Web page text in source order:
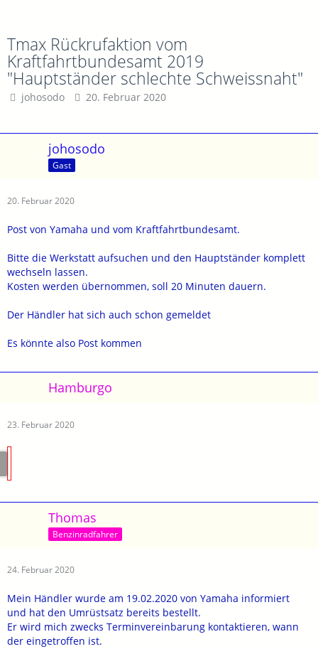
Tmax Rückrufaktion vom
Kraftfahrtbundesamt 2019
"Hauptständer schlechte Schweissnaht"
johosodo 20. Februar 2020
johosodo
Gast
20. Februar 2020
Post von Yamaha und vom Kraftfahrtbundesamt.
Bitte die Werkstatt aufsuchen und den Hauptständer komplett
wechseln lassen.
Kosten werden übernommen, soll 20 Minuten dauern.
Der Händler hat sich auch schon gemeldet
Es könnte also Post kommen
Hamburgo
23. Februar 2020
Thomas
Benzinradfahrer
24. Februar 2020
Mein Händler wurde am 19.02.2020 von Yamaha informiert
und hat den Umrüstsatz bereits bestellt.
Er wird mich zwecks Terminvereinbarung kontaktieren, wann
der eingetroffen ist.